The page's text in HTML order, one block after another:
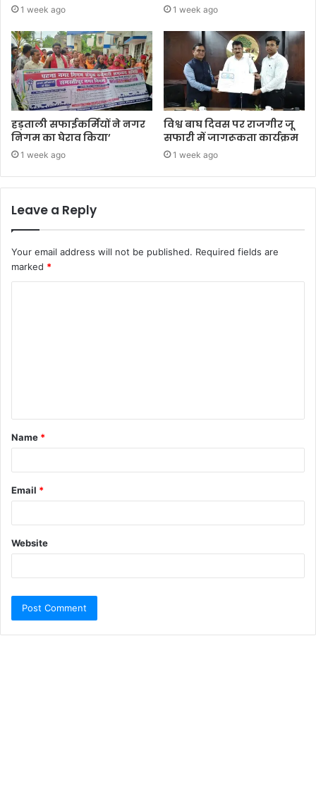
1 week ago 1 week ago
हड़ताली सफाईकर्मियों ने नगर
निगम का घेराव किया’
1 week ago
विश्व बाघ दिवस पर राजगीर जू
सफारी में जागरूकता कार्यक्रम
1 week ago
Leave a Reply
Your email address will not be published. Required fields are
marked *
Name *
Email *
Website